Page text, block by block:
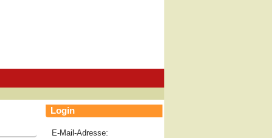
Login
E-Mail-Adresse: